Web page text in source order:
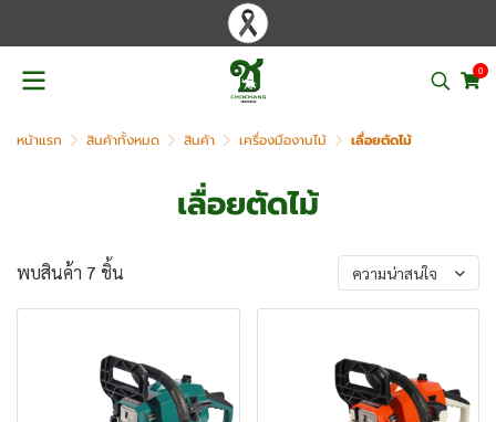
0
หน้าแรก สินค้าทั้งหมด สินค้า เครื่องมืองานไม้ เลื่อยตัดไม้
เลื่อยตัดไม้
พบสินค้า 7 ชิ้น ความน่าสนใจ